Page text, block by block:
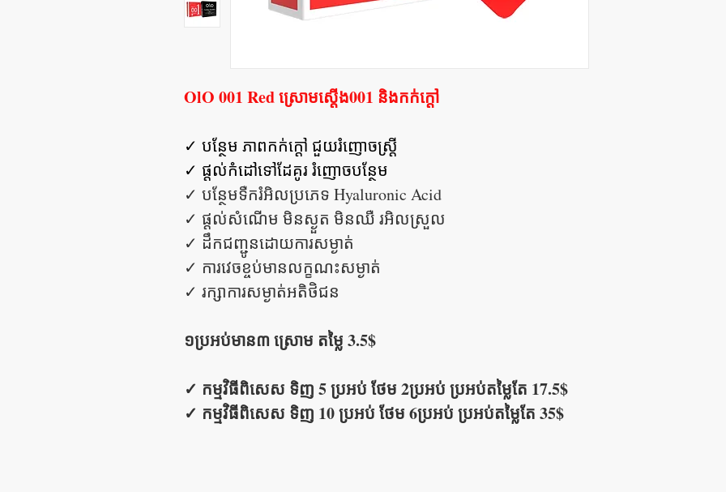
OlO 001 Red ស្រោមស្តើង001 និងកក់ក្តៅ
✓ បន្ថែម ភាពកក់ក្តៅ ជួយរំញោចស្រ្
✓ ផ្តល់កំដៅទៅដែគូរ រំញោចបន្ថែម
✓ បន្ថែមទឺករំអិលប្រភេទ Hyaluronic Acid
✓ ផ្តល់សំណើម មិនស្ងួត​​ មិនឈឺ រអិលស្រួល
✓ ដឹកជញ្ជូនដោយការសម្ងាត់
✓ ការវេចខ្ចប់មានលក្ខណះសម្ងាត់
✓ រក្សាការសម្ងាត់អតិថិជន
១ប្រអប់មាន៣ ស្រោម តម្លៃ 3.5$
✓ កម្មវិធីពិសេស ទិញ 5 ប្រអប់ ថែម 2ប្រអប់ ប្រអប់​តម្លៃតែ 17.5$
✓ កម្មវិធីពិសេស ទិញ 10 ប្រអប់ ថែម 6ប្រអប់ ប្រអប់​តម្លៃតែ 35$